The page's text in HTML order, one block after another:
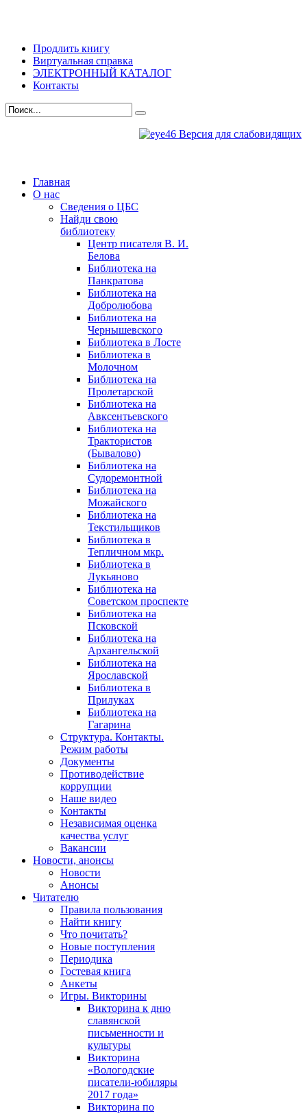
Продлить книгу
Виртуальная справка
ЭЛЕКТРОННЫЙ КАТАЛОГ
Контакты
Версия для слабовидящих
Главная
О нас
Сведения о ЦБС
Найди свою
библиотеку
Центр писателя В. И.
Белова
Библиотека на
Панкратова
Библиотека на
Добролюбова
Библиотека на
Чернышевского
Библиотека в Лосте
Библиотека в
Молочном
Библиотека на
Пролетарской
Библиотека на
Авксентьевского
Библиотека на
Трактористов
(Бывалово)
Библиотека на
Судоремонтной
Библиотека на
Можайского
Библиотека на
Текстильщиков
Библиотека в
Тепличном мкр.
Библиотека в
Лукьяново
Библиотека на
Советском проспекте
Библиотека на
Псковской
Библиотека на
Архангельской
Библиотека на
Ярославской
Библиотека в
Прилуках
Библиотека на
Гагарина
Структура. Контакты.
Режим работы
Документы
Противодействие
коррупции
Наше видео
Контакты
Независимая оценка
качества услуг
Вакансии
Новости, анонсы
Новости
Анонсы
Читателю
Правила пользования
Найти книгу
Что почитать?
Новые поступления
Периодика
Гостевая книга
Анкеты
Игры. Викторины
Викторина к дню
славянской
письменности и
культуры
Викторина
«Вологодские
писатели-юбиляры
2017 года»
Викторина по